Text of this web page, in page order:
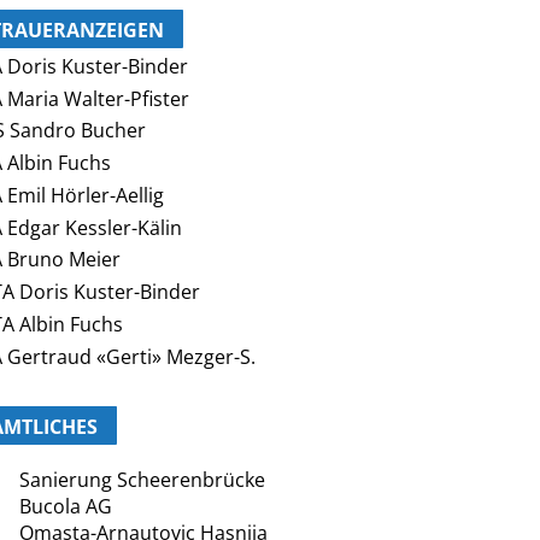
Doris Kuster-Binder
Maria Walter-Pfister
Sandro Bucher
Albin Fuchs
Emil Hörler-Aellig
Edgar Kessler-Kälin
Bruno Meier
Doris Kuster-Binder
Albin Fuchs
Gertraud «Gerti» Mezger-S.
Sanierung Scheerenbrücke
Bucola AG
Omasta-Arnautovic Hasnija